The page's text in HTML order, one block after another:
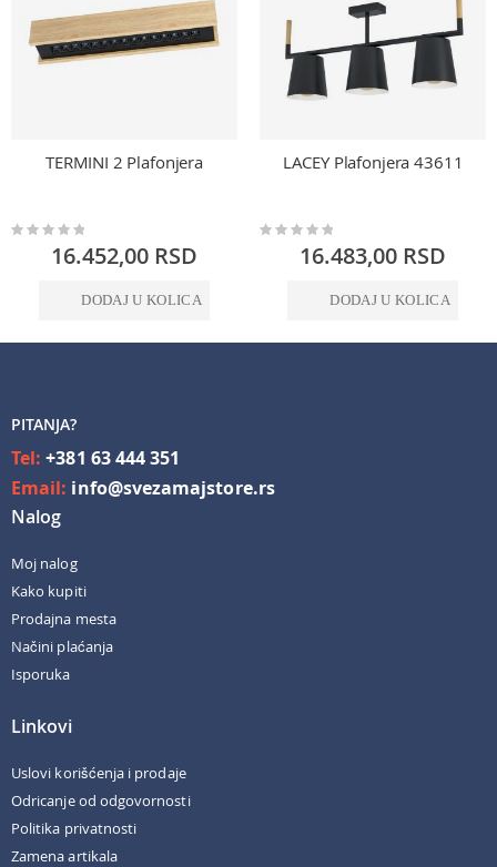
TERMINI 2 Plafonjera
Rating:
16.452,00 RSD
DODAJ U KOLICA
LACEY Plafonjera 43611
Rating:
16.483,00 RSD
DODAJ U KOLICA
PITANJA?
Tel:+381 63 444 351
Email: info@svezamajstore.rs
Nalog
Moj nalog
Kako kupiti
Prodajna mesta
Načini plaćanja
Isporuka
Linkovi
Uslovi korišćenja i prodaje
Odricanje od odgovornosti
Politika privatnosti
Zamena artikala